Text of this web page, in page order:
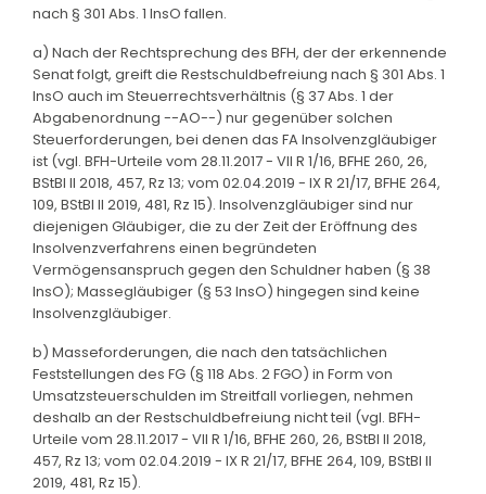
nach § 301 Abs. 1 InsO fallen.
a) Nach der Rechtsprechung des BFH, der der erkennende
Senat folgt, greift die Restschuldbefreiung nach § 301 Abs. 1
InsO auch im Steuerrechtsverhältnis (§ 37 Abs. 1 der
Abgabenordnung --AO--) nur gegenüber solchen
Steuerforderungen, bei denen das FA Insolvenzgläubiger
ist (vgl. BFH-Urteile vom 28.11.2017 - VII R 1/16, BFHE 260, 26,
BStBl II 2018, 457, Rz 13; vom 02.04.2019 - IX R 21/17, BFHE 264,
109, BStBl II 2019, 481, Rz 15). Insolvenzgläubiger sind nur
diejenigen Gläubiger, die zu der Zeit der Eröffnung des
Insolvenzverfahrens einen begründeten
Vermögensanspruch gegen den Schuldner haben (§ 38
InsO); Massegläubiger (§ 53 InsO) hingegen sind keine
Insolvenzgläubiger.
b) Masseforderungen, die nach den tatsächlichen
Feststellungen des FG (§ 118 Abs. 2 FGO) in Form von
Umsatzsteuerschulden im Streitfall vorliegen, nehmen
deshalb an der Restschuldbefreiung nicht teil (vgl. BFH-
Urteile vom 28.11.2017 - VII R 1/16, BFHE 260, 26, BStBl II 2018,
457, Rz 13; vom 02.04.2019 - IX R 21/17, BFHE 264, 109, BStBl II
2019, 481, Rz 15).